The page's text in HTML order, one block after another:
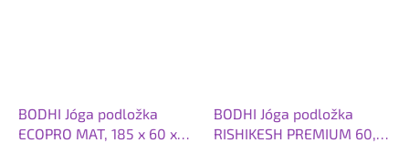
BODHI Jóga podložka
ECOPRO MAT, 185 x 60 x
BODHI Jóga podložka
RISHIKESH PREMIUM 60,